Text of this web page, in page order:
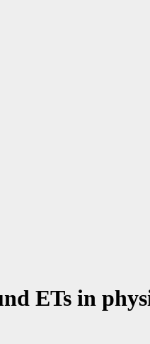
ETs in